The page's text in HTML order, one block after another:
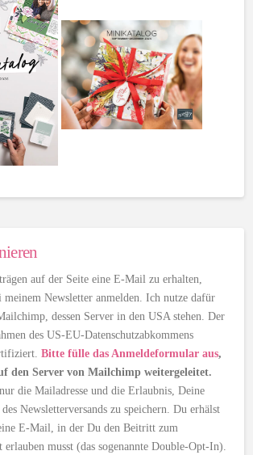
auf der Seite eine E-Mail zu erhalten,
meinem Newsletter anmelden. Ich nutze dafür
dessen Server in den USA stehen. Der
des US-EU-Datenschutzabkommens
Bitte fülle das Anmeldeformular aus,
den Server von Mailchimp weitergeleitet.
die Mailadresse und die Erlaubnis, Deine
Newsletterversands zu speichern. Du erhälst
E-Mail, in der Du den Beitritt zum
musst (das sogenannte Double-Opt-In).